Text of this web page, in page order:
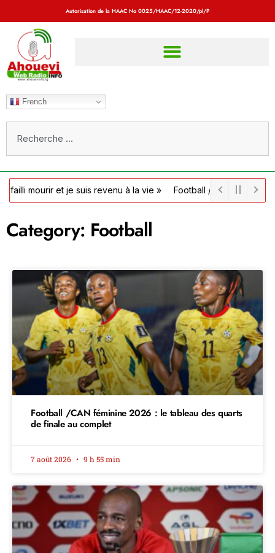
Autorisation de la HAAC No 0025/HAAC/12-2020/pl/P
French
et je suis revenu à la vie » Football / Côte d’Ivoire : la FIF
Category: Football
Football /CAN féminine 2026 : le tableau des quarts
de finale au complet
7 août 2026 9 h 55 min